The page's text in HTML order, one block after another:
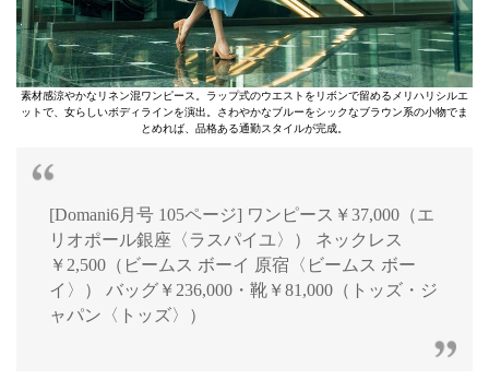
素材感涼やかなリネン混ワンピース。ラップ式のウエストをリボンで留めるメリハリシルエ
ットで、女らしいボディラインを演出。さわやかなブルーをシックなブラウン系の小物でま
とめれば、品格ある通勤スタイルが完成。
[Domani6月号 105ページ] ワンピース￥37,000（エ
リオポール銀座〈ラスパイユ〉） ネックレス
￥2,500（ビームス ボーイ 原宿〈ビームス ボー
イ〉） バッグ￥236,000・靴￥81,000（トッズ・ジ
ャパン〈トッズ〉）